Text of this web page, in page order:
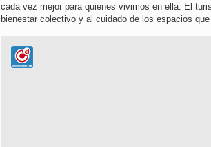
cada vez mejor para quienes vivimos en ella. El
bienestar colectivo y al cuidado de los espacios